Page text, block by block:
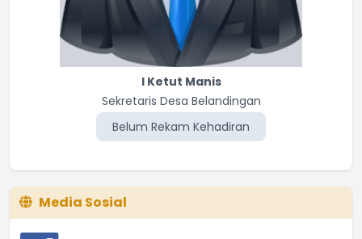
I Ketut Manis
Sekretaris Desa Belandingan
Belum Rekam Kehadiran
Media Sosial